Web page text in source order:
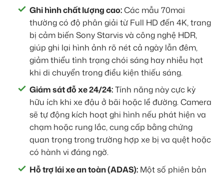
Ghi hình chất lượng cao:Các mẫu 70mai
thường có độ phân giải từ Full HD đến 4K, trang
bị cảm biến Sony Starvis và công nghệ HDR,
giúp ghi lại hình ảnh rõ nét cả ngày lẫn đêm,
giảm thiểu tình trạng chói sáng hay nhiễu hạt
khi di chuyển trong điều kiện thiếu sáng.
Giám sát đỗ xe 24/24:Tính năng này cực kỳ
hữu ích khi xe đậu ở bãi hoặc lề đường. Camera
sẽ tự động kích hoạt ghi hình nếu phát hiện va
chạm hoặc rung lắc, cung cấp bằng chứng
quan trọng trong trường hợp xe bị va quệt hoặc
có hành vi đáng ngờ.
Hỗ trợ lái xe an toàn (ADAS): Một số phiên bản